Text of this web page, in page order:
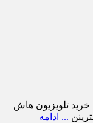
تلویزیون هاش
... ادامه